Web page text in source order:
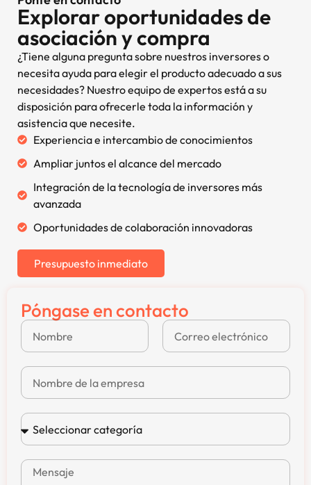
Explorar oportunidades de
asociación y compra
¿Tiene alguna pregunta sobre nuestros inversores o
necesita ayuda para elegir el producto adecuado a sus
necesidades? Nuestro equipo de expertos está a su
disposición para ofrecerle toda la información y
asistencia que necesite.
Experiencia e intercambio de conocimientos
Ampliar juntos el alcance del mercado
Integración de la tecnología de inversores más
avanzada
Oportunidades de colaboración innovadoras
Presupuesto inmediato
Póngase en contacto